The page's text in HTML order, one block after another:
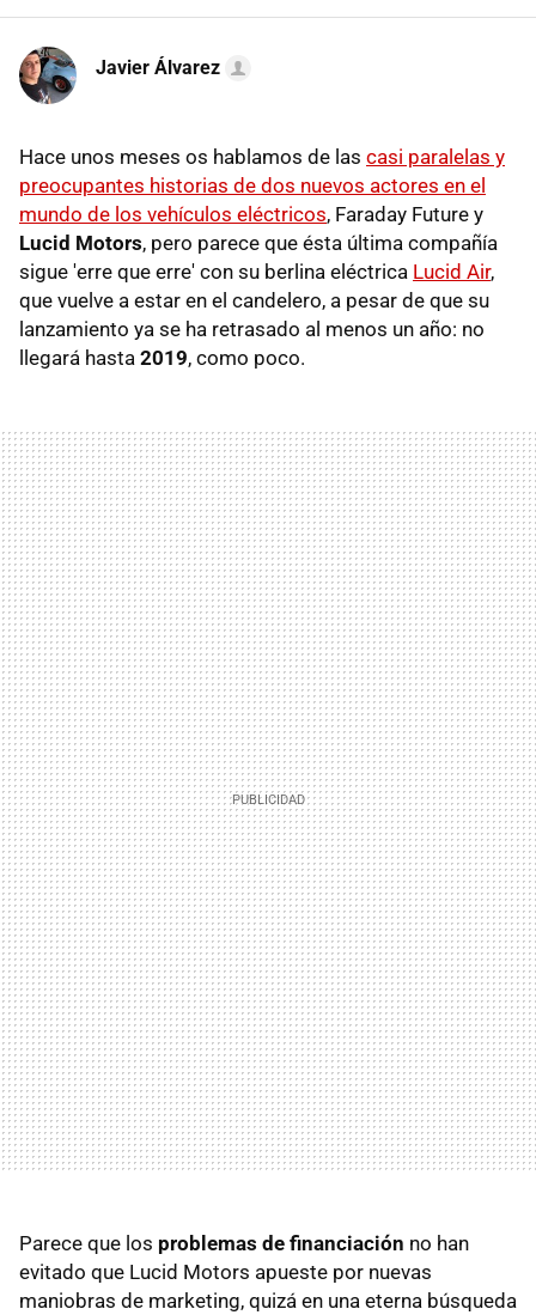
Javier Álvarez
Hace unos meses os hablamos de las casi paralelas y
preocupantes historias de dos nuevos actores en el
mundo de los vehículos eléctricos, Faraday Future y
Lucid Motors, pero parece que ésta última compañía
sigue 'erre que erre' con su berlina eléctrica Lucid Air,
que vuelve a estar en el candelero, a pesar de que su
lanzamiento ya se ha retrasado al menos un año: no
llegará hasta 2019, como poco.
Parece que los problemas de financiación no han
evitado que Lucid Motors apueste por nuevas
maniobras de marketing, quizá en una eterna búsqueda